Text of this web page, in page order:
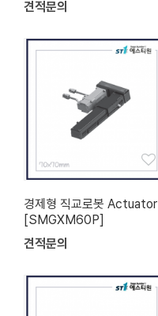
견적문의
경제형 직교로봇 Actuator
[SMGXM60P]
견적문의